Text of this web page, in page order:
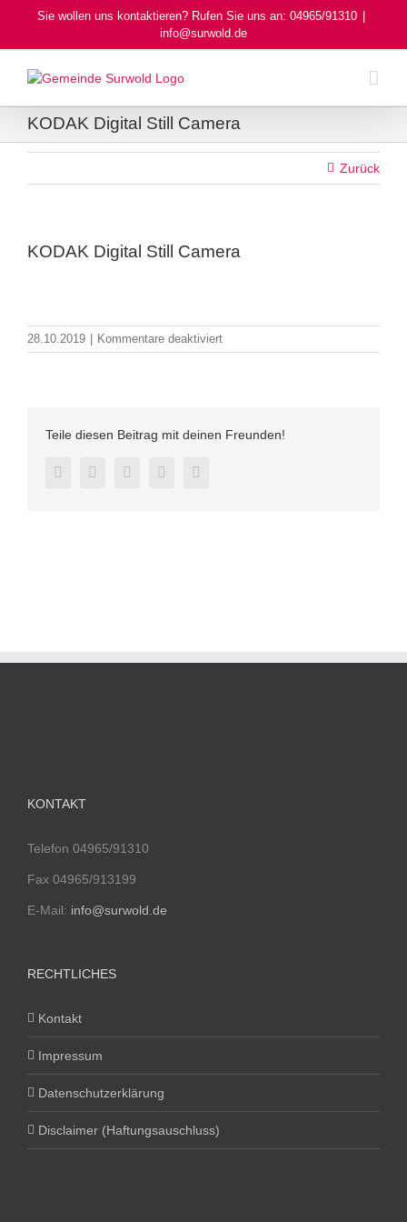
Sie wollen uns kontaktieren? Rufen Sie uns an: 04965/91310
info@surwold.de
KODAK Digital Still Camera
Zurück
KODAK Digital Still Camera
28.10.2019 | Kommentare deaktiviertfür
KODAK
Teile diesen Beitrag mit deinen Freunden!
FacebookTwitter LinkedInPinterest
KONTAKT
Telefon 04965/91310
Fax 04965/913199
E-Mail: info@surwold.de
RECHTLICHES
Kontakt
Impressum
Datenschutzerklärung
Disclaimer (Haftungsauschluss)